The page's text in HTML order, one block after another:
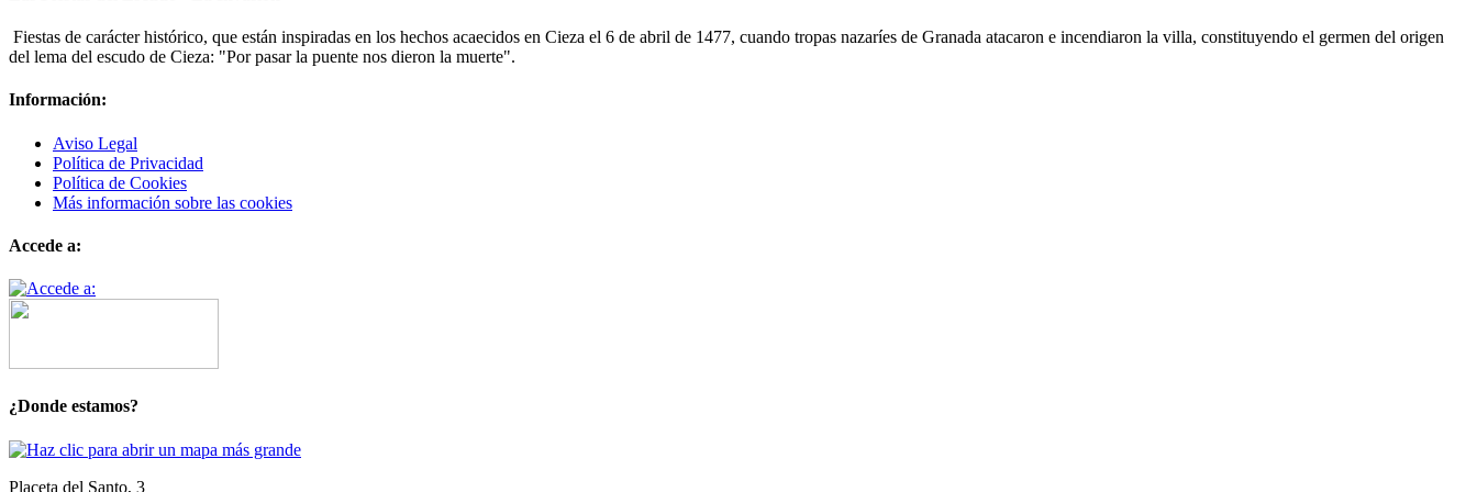
Fiestas de carácter histórico, que están inspiradas en los hechos acaecidos en Cieza el 6 de abril de 1477, cuando tropas nazaríes de Granada atacaron e incendiaron la villa, constituyendo el germen del origen
del lema del escudo de Cieza: "Por pasar la puente nos dieron la muerte".
Información:
Aviso Legal
Política de Privacidad
Política de Cookies
Más información sobre las cookies
Accede a:
¿Donde estamos?
Placeta del Santo, 3